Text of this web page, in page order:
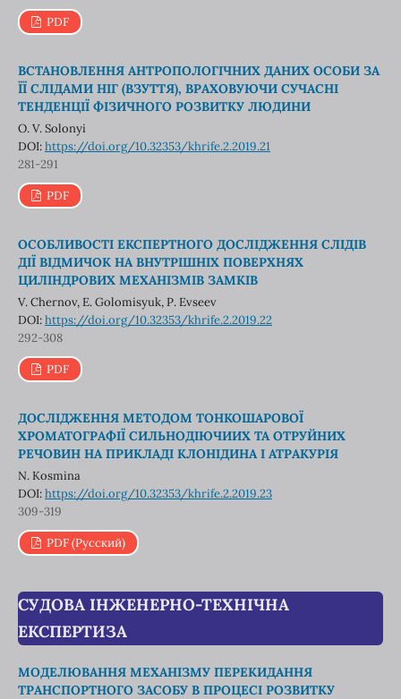
PDF
ВСТАНОВЛЕННЯ АНТРОПОЛОГІЧНИХ ДАНИХ ОСОБИ ЗА
ЇЇ СЛІДАМИ НІГ (ВЗУТТЯ), ВРАХОВУЮЧИ СУЧАСНІ
ТЕНДЕНЦІЇ ФІЗИЧНОГО РОЗВИТКУ ЛЮДИНИ
O. V. Solonyi
DOI:https://doi.org/10.32353/khrife.2.2019.21
281-291
PDF
ОСОБЛИВОСТІ ЕКСПЕРТНОГО ДОСЛІДЖЕННЯ СЛІДІВ
ДІЇ ВІДМИЧОК НА ВНУТРІШНІХ ПОВЕРХНЯХ
ЦИЛІНДРОВИХ МЕХАНІЗМІВ ЗАМКІВ
V. Chernov, Е. Golomisyuk, Р. Evseev
DOI:https://doi.org/10.32353/khrife.2.2019.22
292-308
PDF
ДОСЛІДЖЕННЯ МЕТОДОМ ТОНКОШАРОВОЇ
ХРОМАТОГРАФІЇ СИЛЬНОДІЮЧИИХ ТА ОТРУЙНИХ
РЕЧОВИН НА ПРИКЛАДІ КЛОНІДИНА І АТРАКУРІЯ
N. Kosmina
DOI:https://doi.org/10.32353/khrife.2.2019.23
309-319
PDF (Русский)
СУДОВА ІНЖЕНЕРНО-ТЕХНІЧНА
ЕКСПЕРТИЗА
МОДЕЛЮВАННЯ МЕХАНІЗМУ ПЕРЕКИДАННЯ
ТРАНСПОРТНОГО ЗАСОБУ В ПРОЦЕСІ РОЗВИТКУ